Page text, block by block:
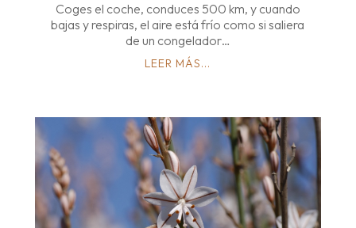
Coges el coche, conduces 500 km, y cuando
bajas y respiras, el aire está frío como si saliera
de un congelador…
LEER MÁS...